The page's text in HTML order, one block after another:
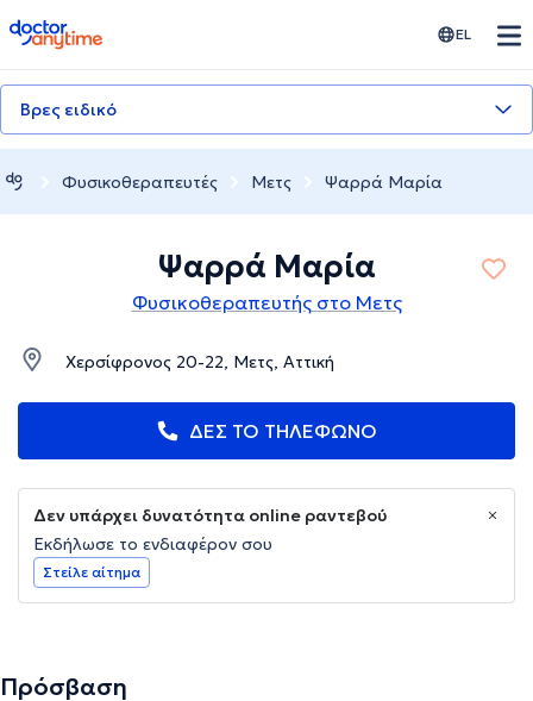
doctoranytime EL
Βρες ειδικό
Φυσικοθεραπευτές Μετς Ψαρρά Μαρία
Ψαρρά Μαρία
Φυσικοθεραπευτής στο Μετς
Χερσίφρονος 20-22, Μετς, Αττική
ΔΕΣ ΤΟ ΤΗΛΕΦΩΝΟ
Δεν υπάρχει δυνατότητα online ραντεβού
Εκδήλωσε το ενδιαφέρον σου
Στείλε αίτημα
Πρόσβαση